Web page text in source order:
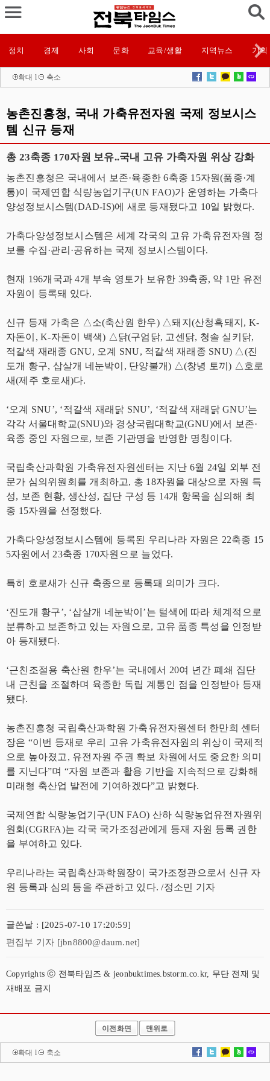
정치 경제 사회 문화 교육/생활 지역뉴스 기획
확대 l 축소
농촌진흥청, 국내 가축유전자원 국제 정보시스
템 신규 등재
총 23축종 170자원 보유..국내 고유 가축자원 위상 강화
농촌진흥청은 국내에서 보존·육종한 6축종 15자원(품종·계
통)이 국제연합 식량농업기구(UN FAO)가 운영하는 가축다
양성정보시스템(DAD-IS)에 새로 등재됐다고 10일 밝혔다.
가축다양성정보시스템은 세계 각국의 고유 가축유전자원 정
보를 수집·관리·공유하는 국제 정보시스템이다.
현재 196개국과 4개 부속 영토가 보유한 39축종, 약 1만 유전
자원이 등록돼 있다.
신규 등재 가축은 △소(축산원 한우) △돼지(산청흑돼지, K-
자돈이, K-자돈이 백색) △닭(구엄닭, 고센닭, 청솔 실키닭,
적갈색 재래종 GNU, 오계 SNU, 적갈색 재래종 SNU) △(진
도개 황구, 삽살개 네눈박이, 단양불개) △(창녕 토끼) △호로
새(제주 호로새)다.
‘오계 SNU’, ‘적갈색 재래닭 SNU’, ‘적갈색 재래닭 GNU’는
각각 서울대학교(SNU)와 경상국립대학교(GNU)에서 보존·
육종 중인 자원으로, 보존 기관명을 반영한 명칭이다.
국립축산과학원 가축유전자원센터는 지난 6월 24일 외부 전
문가 심의위원회를 개최하고, 총 18자원을 대상으로 자원 특
성, 보존 현황, 생산성, 집단 구성 등 14개 항목을 심의해 최
종 15자원을 선정했다.
가축다양성정보시스템에 등록된 우리나라 자원은 22축종 15
5자원에서 23축종 170자원으로 늘었다.
특히 호로새가 신규 축종으로 등록돼 의미가 크다.
‘진도개 황구’, ‘삽살개 네눈박이’는 털색에 따라 체계적으로
분류하고 보존하고 있는 자원으로, 고유 품종 특성을 인정받
아 등재됐다.
‘근친조절용 축산원 한우’는 국내에서 20여 년간 폐쇄 집단
내 근친을 조절하며 육종한 독립 계통인 점을 인정받아 등재
됐다.
농촌진흥청 국립축산과학원 가축유전자원센터 한만희 센터
장은 “이번 등재로 우리 고유 가축유전자원의 위상이 국제적
으로 높아졌고, 유전자원 주권 확보 차원에서도 중요한 의미
를 지닌다”며 “자원 보존과 활용 기반을 지속적으로 강화해
미래형 축산업 발전에 기여하겠다”고 밝혔다.
국제연합 식량농업기구(UN FAO) 산하 식량농업유전자원위
원회(CGRFA)는 각국 국가조정관에게 등재 자원 등록 권한
을 부여하고 있다.
우리나라는 국립축산과학원장이 국가조정관으로서 신규 자
원 등록과 심의 등을 주관하고 있다. /정소민 기자
글쓴날 : [2025-07-10 17:20:59]
편집부 기자 [jbn8800@daum.net]
Copyrights ⓒ 전북타임즈 & jeonbuktimes.bstorm.co.kr, 무단 전재 및
재배포 금지
이전화면 맨위로
확대 l 축소